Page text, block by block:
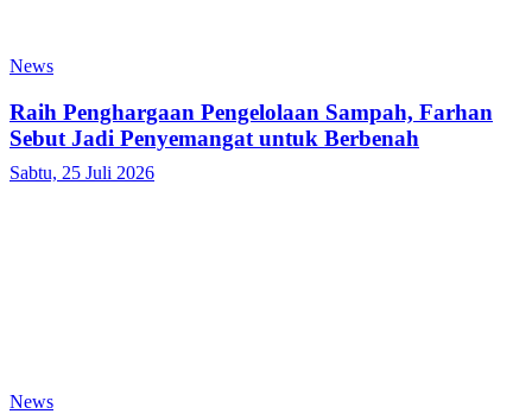
News
Raih Penghargaan Pengelolaan Sampah, Farhan
Sebut Jadi Penyemangat untuk Berbenah
Sabtu, 25 Juli 2026
News